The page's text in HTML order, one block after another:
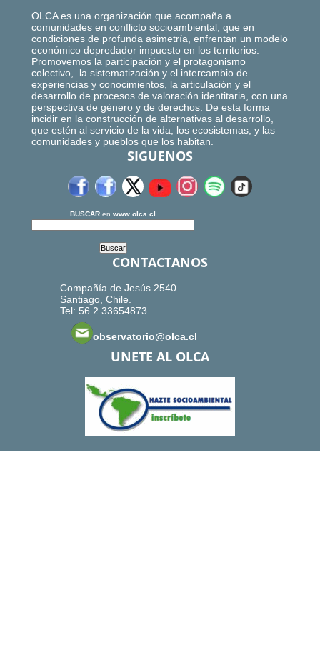
OLCA es una organización que acompaña a
comunidades en conflicto socioambiental, que en
condiciones de profunda asimetría, enfrentan un modelo
económico depredador impuesto en los territorios.
Promovemos la participación y el protagonismo
colectivo, la sistematización y el intercambio de
experiencias y conocimientos, la articulación y el
desarrollo de procesos de valoración identitaria, con una
perspectiva de género y de derechos. De esta forma
incidir en la construcción de alternativas al desarrollo,
que estén al servicio de la vida, los ecosistemas, y las
comunidades y pueblos que los habitan.
SIGUENOS
BUSCAR en www.olca.cl
CONTACTANOS
Compañía de Jesús 2540
Santiago, Chile.
Tel: 56.2.33654873
observatorio@olca.cl
UNETE AL OLCA